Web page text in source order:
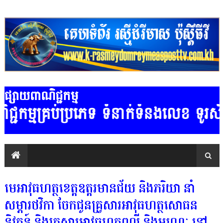
ផ្សាយពាណិជ្ជកម្ម
ប្រភេទ ទំនាក់ទំនងលេខ ទូរស័ព្ទ
មេអាវុធហត្ថខេត្តឧត្តរមានជ័យ និងភរិយា នាំ
សម្ភារថវិកា ចែកជូនគ្រួសារអាវុធហត្ថសោធន